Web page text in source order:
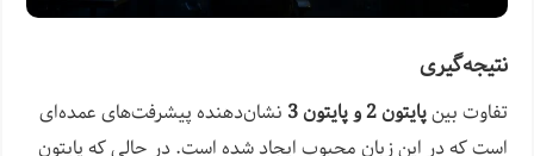
نتیجه‌گیری
تفاوت بینپایتون 2 و پایتون 3
نشان‌دهنده پیشرفت‌های عمده‌ای
است که در این زبان محبوب ایجاد شده است. در حالی که پایتون